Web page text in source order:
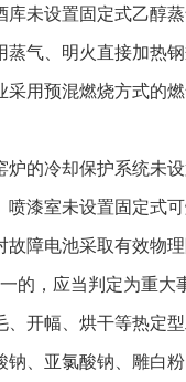
库未设置固定式乙醇
蒸气、明火直接加热
采用预混燃烧方式的
炉的冷却保护系统未
喷漆室未设置固定式
故障电池采取有效物理
的，应当判定为重大
、开幅、烘干等热定
钠、亚氯酸钠、雕白